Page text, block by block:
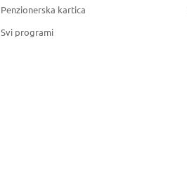
Penzionerska kartica
Svi programi